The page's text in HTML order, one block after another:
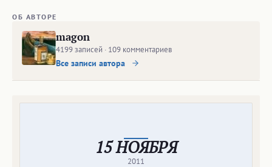
ОБ АВТОРЕ
magon
4199 записей · 109 комментариев
Все записи автора
15 НОЯБРЯ
2011